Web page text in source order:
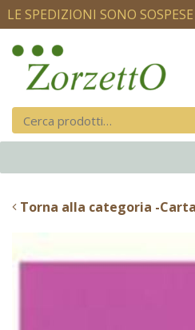
LE SPEDIZIONI SONO
Torna alla categoria -